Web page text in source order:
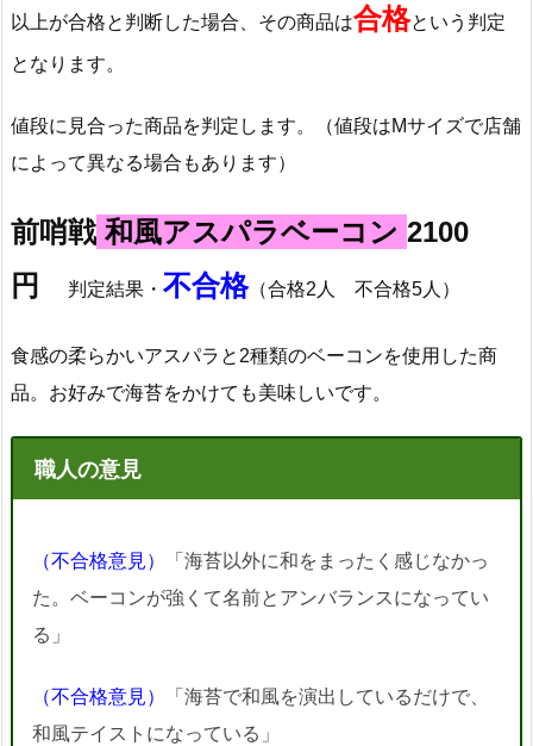
以上が合格と判断した場合、その商品は合格という判定
となります。
値段に見合った商品を判定します。（値段はMサイズで店舗
によって異なる場合もあります）
前哨戦 和風アスパラベーコン 2100
円
判定結果・ 不合格（合格2人 不合格5人）
食感の柔らかいアスパラと2種類のベーコンを使用した商
品。お好みで海苔をかけても美味しいです。
職人の意見
（不合格意見）
「海苔以外に和をまったく感じなかっ
た。ベーコンが強くて名前とアンバランスになってい
る」
（不合格意見）
「海苔で和風を演出しているだけで、
和風テイストになっている」